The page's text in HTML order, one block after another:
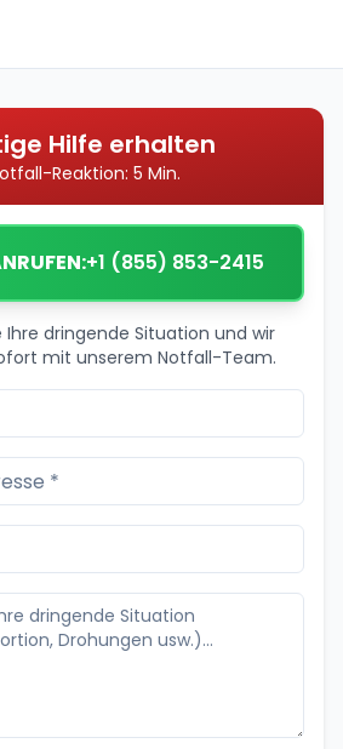
Hilfe erhalten
Reaktion: 5 Min.
+1 (855) 853-2415
Ihre dringende Situation und wir
mit unserem Notfall-Team.